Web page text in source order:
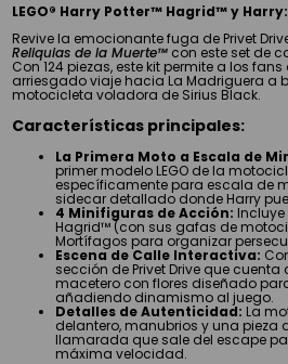
LEGO® Harry Potter™ Hagrid™ y
Revive la emocionante fuga de Privet
Reliquias de la Muerte™ con este set de
Con 124 piezas, este kit permite a los
arriesgado viaje hacia La Madriguera a
motocicleta voladora de Sirius Black.
Características principales:
La Primera Moto a Escala de
primer modelo LEGO de la
específicamente para escala de
sidecar detallado donde Harry
4 Minifiguras de Acción: Incluye
Hagrid™ (con sus gafas de
Mortífagos para organizar
Escena de Calle Interactiva:
sección de Privet Drive que
macetero con flores diseñado
añadiendo dinamismo al juego.
Detalles de Autenticidad: La
delantero, manubrios y una pieza
llamarada que sale del escape
máxima velocidad.